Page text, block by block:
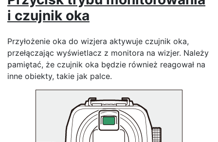
i czujnik oka
Przyłożenie oka do wizjera aktywuje czujnik oka,
przełączając wyświetlacz z monitora na wizjer. Należy
pamiętać, że czujnik oka będzie również reagował na
inne obiekty, takie jak palce.